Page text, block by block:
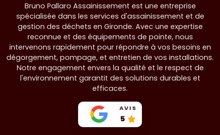
Bruno Pallaro Assainissement est une entreprise
spécialisée dans les services d'assainissement et de
gestion des déchets en Gironde. Avec une expertise
reconnue et des équipements de pointe, nous
intervenons rapidement pour répondre à vos besoins en
dégorgement, pompage, et entretien de vos installations.
Notre engagement envers la qualité et le respect de
l'environnement garantit des solutions durables et
efficaces.
AVIS
5